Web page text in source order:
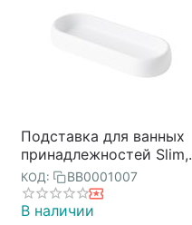
Подставка для ванных
принадлежностей Slim,
белая, малая, Bergenson
Bjorn Bath
КОД: BB0001007
В наличии